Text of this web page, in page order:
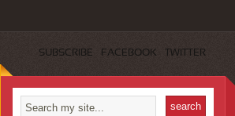
SUBSCRIBE FACEBOOK TWITTER